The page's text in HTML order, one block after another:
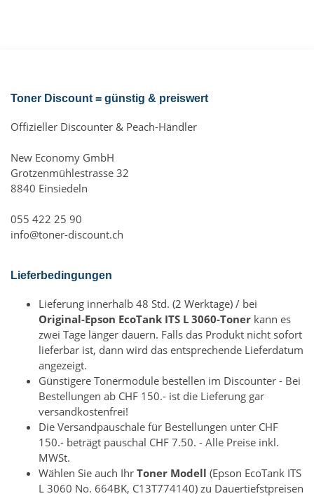
Toner Discount = günstig & preiswert
Offizieller Discounter & Peach-Händler
New Economy GmbH
Grotzenmühlestrasse 32
8840 Einsiedeln
055 422 25 90
info@toner-discount.ch
Lieferbedingungen
Lieferung innerhalb 48 Std. (2 Werktage) / bei
Original-Epson EcoTank ITS L 3060-Toner kann es
zwei Tage länger dauern. Falls das Produkt nicht sofort
lieferbar ist, dann wird das entsprechende Lieferdatum
angezeigt.
Günstigere Tonermodule bestellen im Discounter - Bei
Bestellungen ab CHF 150.- ist die Lieferung gar
versandkostenfrei!
Die Versandpauschale für Bestellungen unter CHF
150.- beträgt pauschal CHF 7.50. - Alle Preise inkl.
MWSt.
Wählen Sie auch Ihr Toner Modell (Epson EcoTank ITS
L 3060 No. 664BK, C13T774140) zu Dauertiefstpreisen